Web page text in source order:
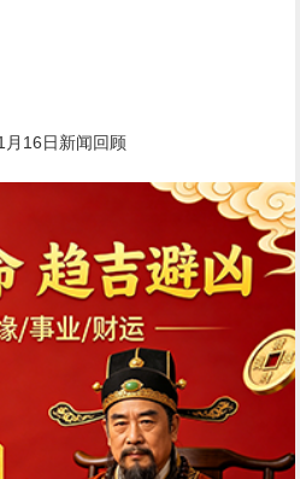
16日新闻回顾